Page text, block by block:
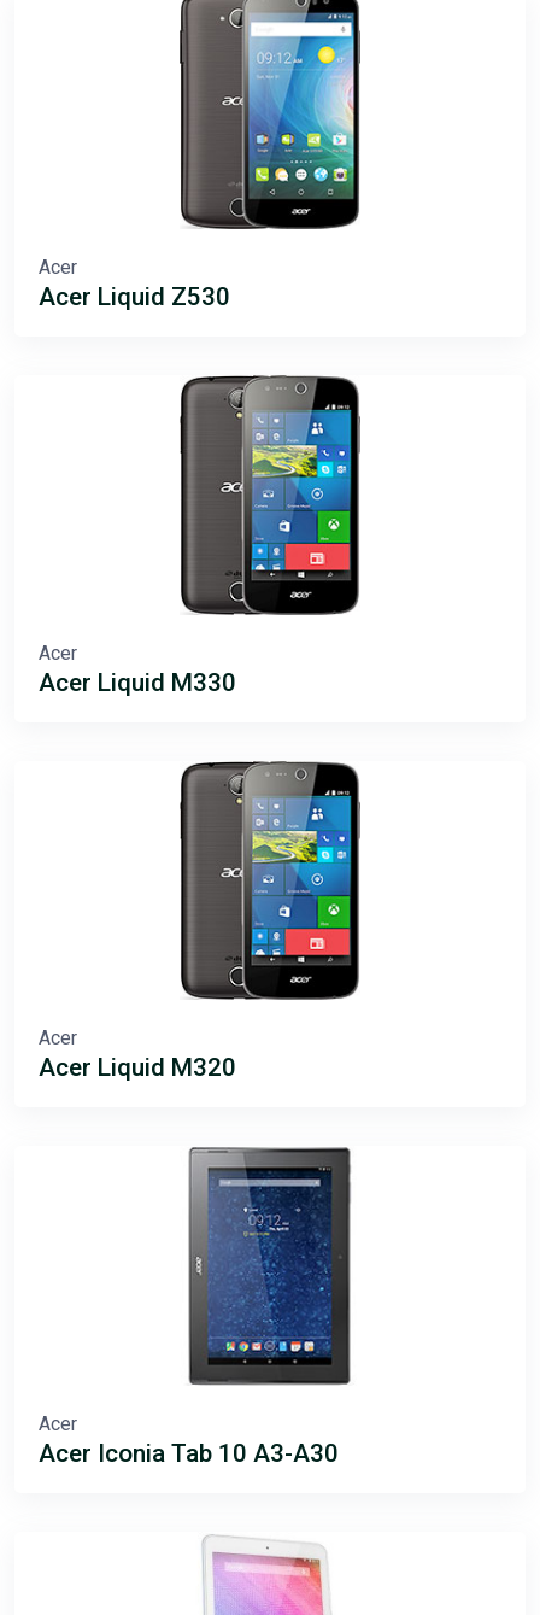
Acer
Acer Liquid Z530
Acer
Acer Liquid M330
Acer
Acer Liquid M320
Acer
Acer Iconia Tab 10 A3-A30